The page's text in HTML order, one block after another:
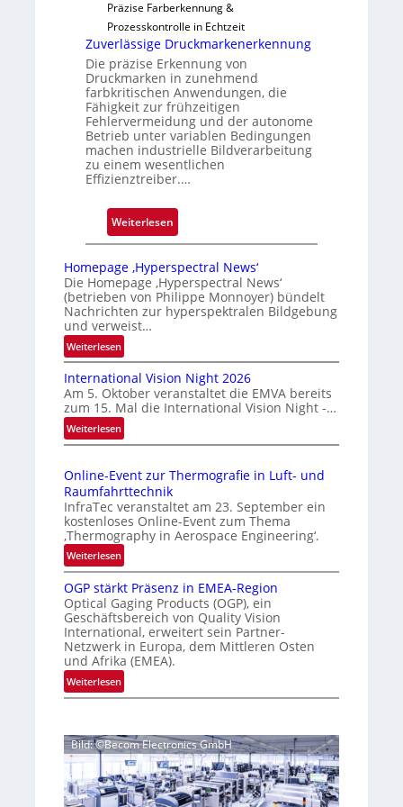
u
Präzise Farberkennung &
Prozesskontrolle in Echtzeit
Zuverlässige Druckmarkenerkennung
Die präzise Erkennung von
Druckmarken in zunehmend
farbkritischen Anwendungen, die
Fähigkeit zur frühzeitigen
Fehlervermeidung und der autonome
Betrieb unter variablen Bedingungen
machen industrielle Bildverarbeitung
zu einem wesentlichen
Effizienztreiber.…
Weiterlesen:
Z
v
e
r
s
s
i
e
D
r
u
c
k
r
k
e
n
r
e
n
n
u
Homepage ‚Hyperspectral News‘
Die Homepage ‚Hyperspectral News‘
(betrieben von Philippe Monnoyer) bündelt
Nachrichten zur hyperspektralen Bildgebung
und verweist…
Weiterlesen:
H
o
m
e
p
a
e
‚
H
y
p
e
r
s
p
e
c
t
r
N
e
w
s
International Vision Night 2026
Am 5. Oktober veranstaltet die EMVA bereits
zum 15. Mal die International Vision Night -…
Weiterlesen:
I
t
e
r
n
a
t
o
n
a
l
V
i
s
o
n
N
i
g
Online-Event zur Thermografie in Luft- und
Raumfahrttechnik
InfraTec veranstaltet am 23. September ein
kostenloses Online-Event zum Thema
‚Thermography in Aerospace Engineering‘.
Weiterlesen:
O
n
l
i
n
e
-
E
n
t
z
u
OGP stärkt Präsenz in EMEA-Region
Optical Gaging Products (OGP), ein
Geschäftsbereich von Quality Vision
International, erweitert sein Partner-
Netzwerk in Europa, dem Mittleren Osten
und Afrika (EMEA).
Weiterlesen:
O
s
ä
r
Bild: ©Becom Electronics GmbH